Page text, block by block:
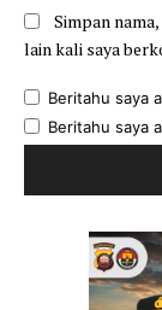
Simpan
lain kali saya
Beritahu saya
Beritahu saya